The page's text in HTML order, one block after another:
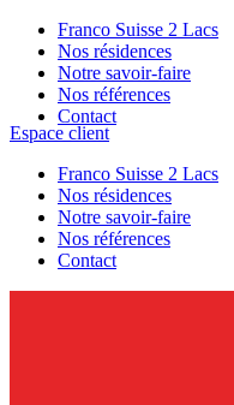
Franco Suisse 2 Lacs
Nos résidences
Notre savoir-faire
Nos références
Contact
Espace client
Franco Suisse 2 Lacs
Nos résidences
Notre savoir-faire
Nos références
Contact